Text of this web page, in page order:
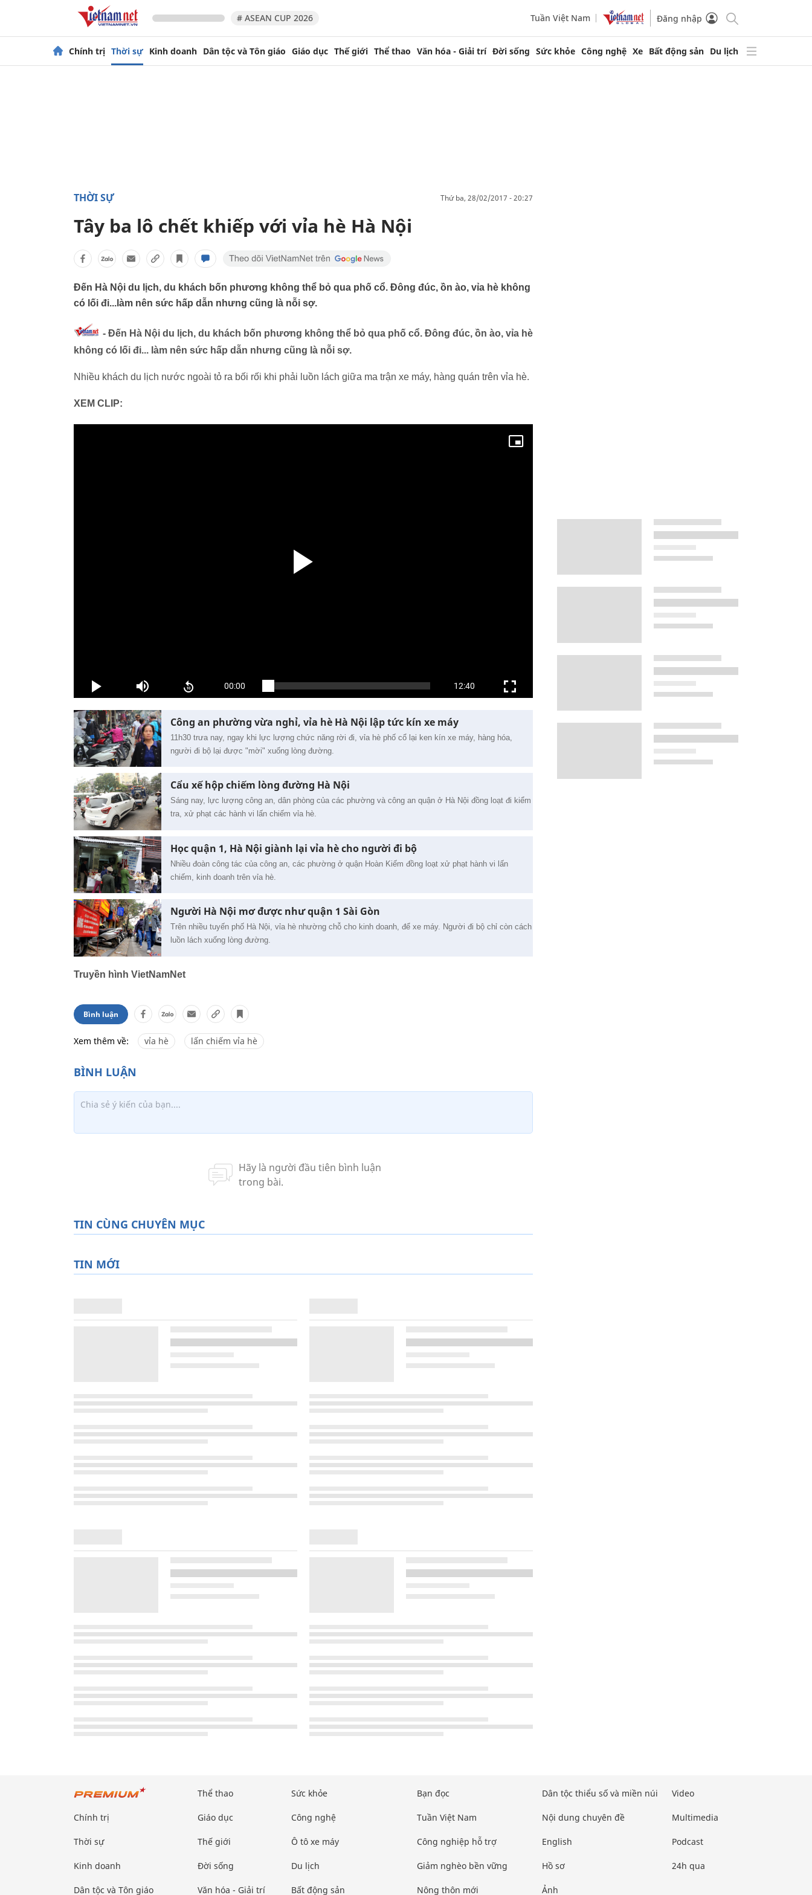
# ASEAN CUP 2026 Tuần Việt Nam Đăng nhập
Chính trị Thời sự Kinh doanh Dân tộc và Tôn giáo Giáo dục Thế giới Thể thao Văn hóa - Giải trí Đời sống Sức khỏe Công nghệ Xe Bất động sản Du lịch
THỜI SỰ thứ ba, 28/02/2017 - 20:27
Tây ba lô chết khiếp với vỉa hè Hà Nội
Đến Hà Nội du lịch, du khách bốn phương không thể bỏ qua phố cổ. Đông đúc, ồn ào, vỉa hè không
có lối đi...làm nên sức hấp dẫn nhưng cũng là nỗi sợ.
- Đến Hà Nội du lịch, du khách bốn phương không thể bỏ qua phố cổ. Đông đúc, ồn ào, vỉa hè
không có lối đi... làm nên sức hấp dẫn nhưng cũng là nỗi sợ.
Nhiều khách du lịch nước ngoài tỏ ra bối rối khi phải luồn lách giữa ma trận xe máy, hàng quán trên vỉa hè.
XEM CLIP:
Công an phường vừa nghỉ, vỉa hè Hà Nội lập tức kín xe máy
11h30 trưa nay, ngay khi lực lượng chức năng rời đi, vỉa hè phố cổ lại ken kín xe máy, hàng hóa,
người đi bộ lại được "mời" xuống lòng đường.
Cẩu xế hộp chiếm lòng đường Hà Nội
Sáng nay, lực lượng công an, dân phòng của các phường và công an quận ở Hà Nội đồng loạt đi kiểm
tra, xử phạt các hành vi lấn chiếm vỉa hè.
Học quận 1, Hà Nội giành lại vỉa hè cho người đi bộ
Nhiều đoàn công tác của công an, các phường ở quận Hoàn Kiếm đồng loạt xử phạt hành vi lấn
chiếm, kinh doanh trên vỉa hè.
Người Hà Nội mơ được như quận 1 Sài Gòn
Trên nhiều tuyến phố Hà Nội, vỉa hè nhường chỗ cho kinh doanh, để xe máy. Người đi bộ chỉ còn cách
luồn lách xuống lòng đường.
Truyền hình VietNamNet
Bình luận
Xem thêm về: vỉa hè lấn chiếm vỉa hè
TIN CÙNG CHUYÊN MỤC
TIN MỚI
Chính trị
Thời sự
Kinh doanh
Dân tộc và Tôn giáo
Thể thao
Giáo dục
Thế giới
Đời sống
Văn hóa - Giải trí
Sức khỏe
Công nghệ
Ô tô xe máy
Du lịch
Bất động sản
Bạn đọc
Tuần Việt Nam
Công nghiệp hỗ trợ
Giảm nghèo bền vững
Nông thôn mới
Dân tộc thiểu số và miền núi
Nội dung chuyên đề
English
Hồ sơ
Ảnh
Video
Multimedia
Podcast
24h qua